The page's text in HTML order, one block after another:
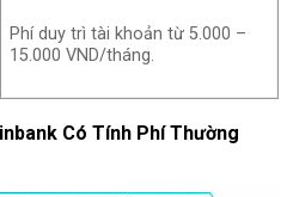
Phí duy trì tài khoản từ 5.000 –
15.000 VND/tháng.
Có Tính Phí Thường